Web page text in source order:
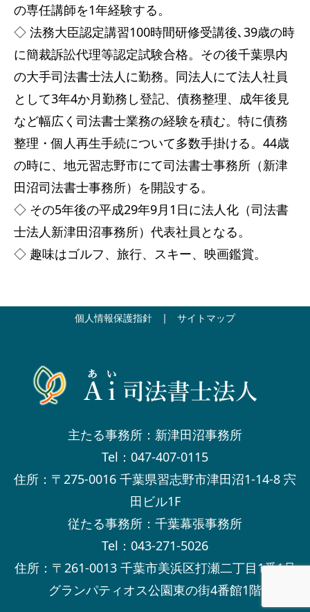
の専任講師を1年経験する。
◇ 法務大臣認定講習100時間研修受講後､39歳の時
に簡裁訴訟代理等認定試験合格。その後千葉県内
の大手司法書士法人に勤務。同法人にて法人社員
として3年4か月勤務し登記、債務整理、成年後見
など幅広く司法書士業務の経験を積む。特に債務
整理・個人再生手続について多数手掛ける。44歳
の時に、地元習志野市にて司法書士事務所（新津
田沼司法書士事務所）を開設する。
◇ その5年後の平成29年9月1日に法人化（司法書
士法人新津田沼事務所）代表社員となる。
◇ 趣味はゴルフ、旅行、スキー、映画鑑賞。
個人情報保護指針 | サイトマップ
主たる事務所：新津田沼事務所
Tel：047-407-0115
住所：〒275-0016 千葉県習志野市津田沼1-14-8 宍
田ビル1F
従たる事務所：千葉幕張事務所
Tel：043-271-5026
住所：〒261-0013 千葉市美浜区打瀬二丁目1番1号
グランパティオス公園東の街4番館1階